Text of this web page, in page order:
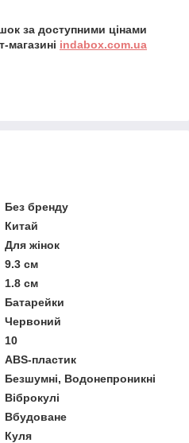
за доступними цінами
магазині indabox.com.ua
Без бренду
Китай
Для жінок
9.3 см
1.8 см
Батарейки
Червоний
10
ABS-пластик
Безшумні, Водонепроникні
Віброкулі
Вбудоване
Куля